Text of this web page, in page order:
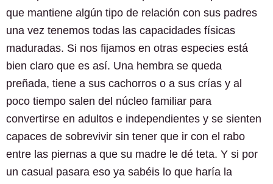
que mantiene algún tipo de relación con sus padres
una vez tenemos todas las capacidades físicas
maduradas. Si nos fijamos en otras especies está
bien claro que es así. Una hembra se queda
preñada, tiene a sus cachorros o a sus crías y al
poco tiempo salen del núcleo familiar para
convertirse en adultos e independientes y se sienten
capaces de sobrevivir sin tener que ir con el rabo
entre las piernas a que su madre le dé teta. Y si por
un casual pasara eso ya sabéis lo que haría la